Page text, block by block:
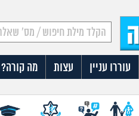
עוררו עניין עצות מה קורה?